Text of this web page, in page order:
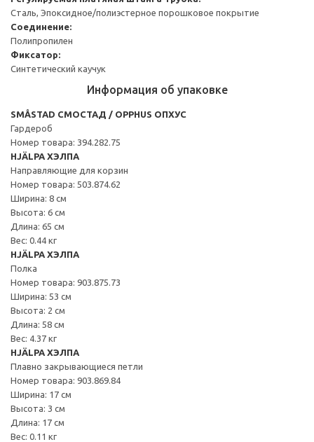
Сталь, Эпоксидное/полиэстерное порошковое покрытие
Соединение:
Полипропилен
Фиксатор:
Синтетический каучук
Информация об упаковке
SMÅSTAD СМОСТАД / OPPHUS ОПХУС
Гардероб
Номер товара: 394.282.75
HJÄLPA ХЭЛПА
Направляющие для корзин
Номер товара: 503.874.62
Ширина: 8 см
Высота: 6 см
Длина: 65 см
Вес: 0.44 кг
HJÄLPA ХЭЛПА
Полка
Номер товара: 903.875.73
Ширина: 53 см
Высота: 2 см
Длина: 58 см
Вес: 4.37 кг
HJÄLPA ХЭЛПА
Плавно закрывающиеся петли
Номер товара: 903.869.84
Ширина: 17 см
Высота: 3 см
Длина: 17 см
Вес: 0.11 кг